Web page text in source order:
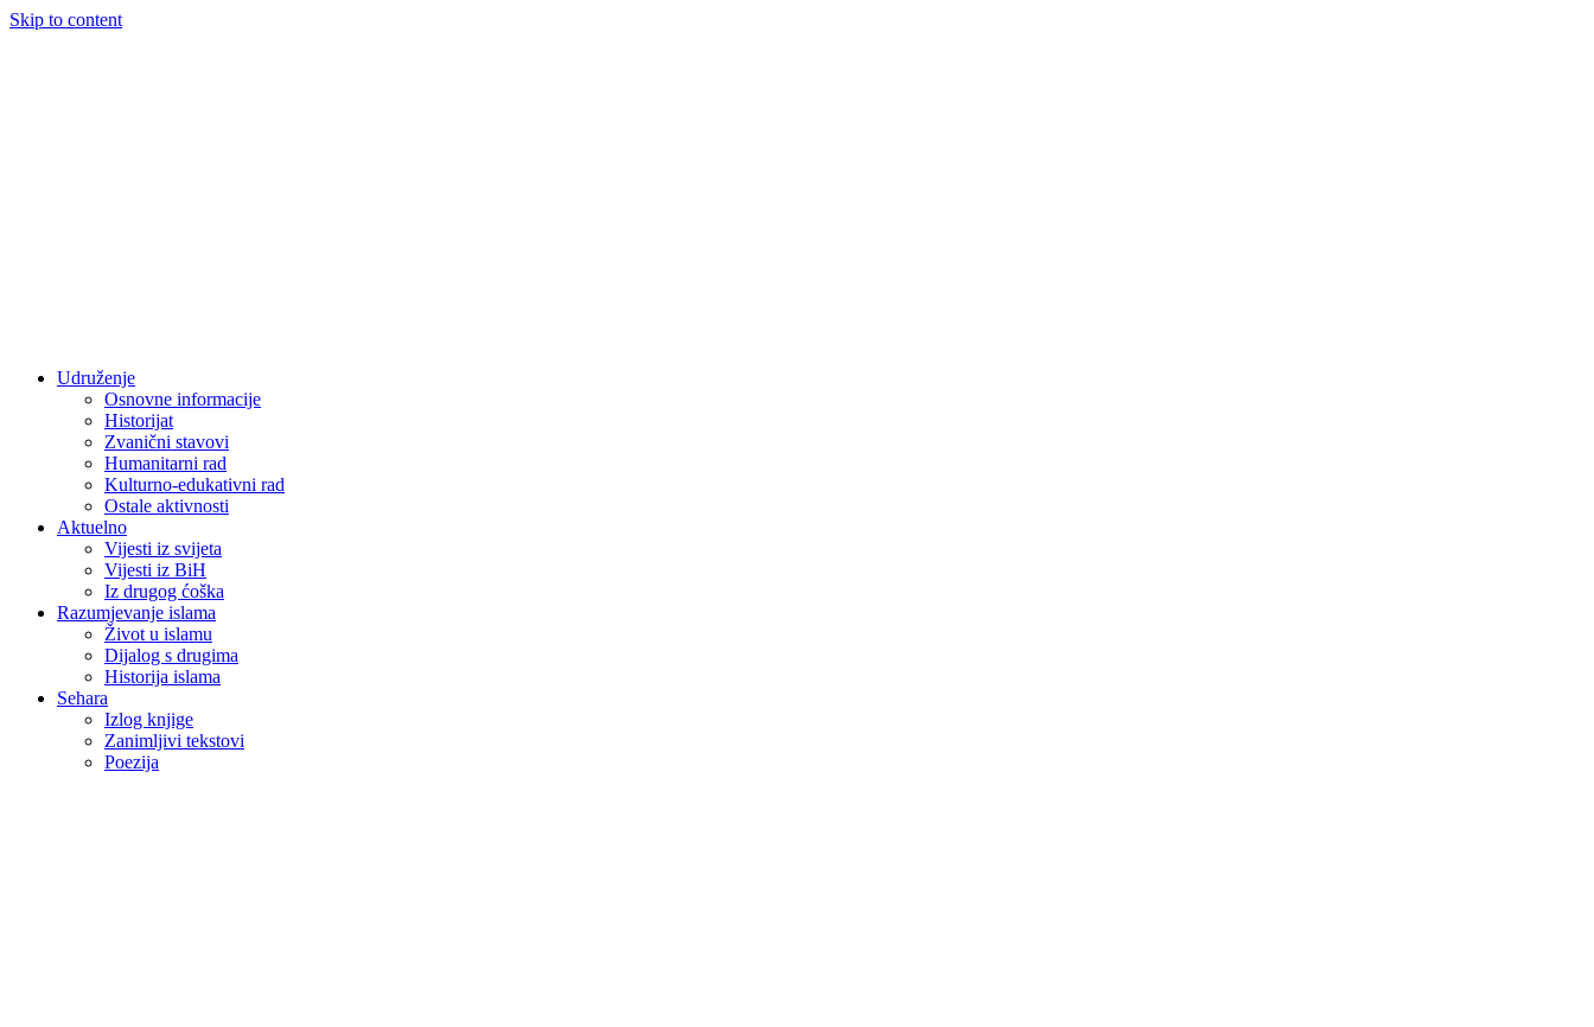
Skip to content
Udruženje
Osnovne informacije
Historijat
Zvanični stavovi
Humanitarni rad
Kulturno-edukativni rad
Ostale aktivnosti
Aktuelno
Vijesti iz svijeta
Vijesti iz BiH
Iz drugog ćoška
Razumjevanje islama
Život u islamu
Dijalog s drugima
Historija islama
Sehara
Izlog knjige
Zanimljivi tekstovi
Poezija